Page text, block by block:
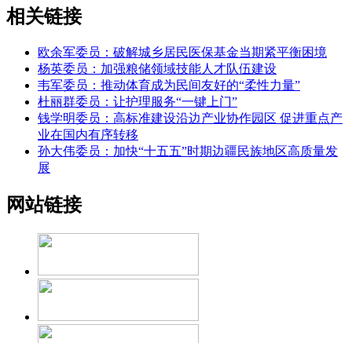
相关链接
欧余军委员：破解城乡居民医保基金当期紧平衡困境
杨英委员：加强粮储领域技能人才队伍建设
韦军委员：推动体育成为民间友好的“柔性力量”
杜丽群委员：让护理服务“一键上门”
钱学明委员：高标准建设沿边产业协作园区 促进重点产
业在国内有序转移
孙大伟委员：加快“十五五”时期边疆民族地区高质量发
展
网站链接